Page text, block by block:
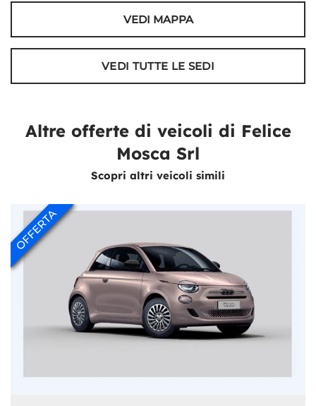
VEDI MAPPA
VEDI TUTTE LE SEDI
Altre offerte di veicoli di Felice
Mosca Srl
Scopri altri veicoli simili
OFFERTA